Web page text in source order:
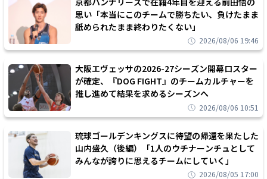
思い「本当にこのチームで勝ちたい、負けたまま
舐められたまま終わりたくない」
2026/08/06 19:46
大阪エヴェッサの2026-27シーズン開幕ロスター
が確定、『DOG FIGHT』のチームカルチャーを
推し進めて結果を求めるシーズンへ
2026/08/06 10:51
琉球ゴールデンキングスに待望の帰還を果たした
山内盛久（後編）「1人のウチナーンチュとして
みんなが誇りに思えるチームにしていく」
2026/08/05 17:00